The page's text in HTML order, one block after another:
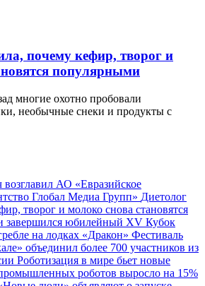
почему кефир, творог и
популярными
многие охотно пробовали
необычные снеки и продукты с
АО «Евразийское
Глобал Медиа Групп» Диетолог
творог и молоко снова становятся
завершился юбилейный XV Кубок
на лодках «Дракон» Фестиваль
объединил более 700 участников из
Роботизация в мире бьет новые
роботов выросло на 15%